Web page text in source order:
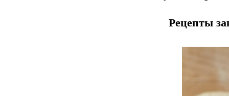
Рецепты